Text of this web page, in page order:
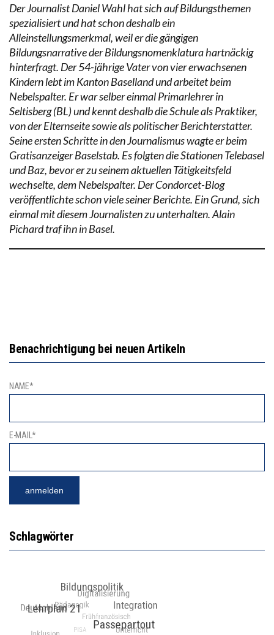
Der Journalist Daniel Wahl hat sich auf Bildungsthemen
spezialisiert und hat schon deshalb ein
Alleinstellungsmerkmal, weil er die gängigen
Bildungsnarrative der Bildungsnomenklatura hartnäckig
hinterfragt. Der 54-jährige Vater von vier erwachsenen
Kindern lebt im Kanton Baselland und arbeitet beim
Nebelspalter. Er war selber einmal Primarlehrer in
Seltisberg (BL) und kennt deshalb die Schule als Praktiker,
von der Elternseite sowie als politischer Berichterstatter.
Seine ersten Schritte in den Journalismus wagte er beim
Gratisanzeiger Baselstab. Es folgten die Stationen Telebasel
und Baz, bevor er zu seinem aktuellen Tätigkeitsfeld
wechselte, dem Nebelspalter. Der Condorcet-Blog
veröffentlichte schon viele seiner Berichte. Ein Grund, sich
einmal mit diesem Journalisten zu unterhalten. Alain
Pichard traf ihn in Basel.
Benachrichtigung bei neuen Artikeln
NAME*
E-MAIL*
Schlagwörter